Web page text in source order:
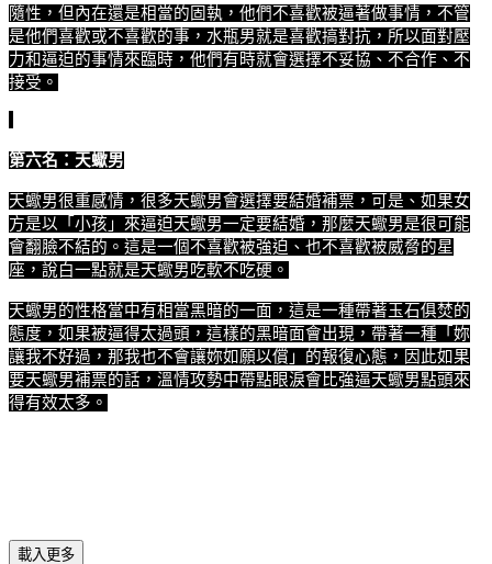
隨性，但內在還是相當的固執，他們不喜歡被逼著做事情，不管
是他們喜歡或不喜歡的事，水瓶男就是喜歡搞對抗，所以面對壓
力和逼迫的事情來臨時，他們有時就會選擇不妥協、不合作、不
接受。
第六名：天蠍男
天蠍男很重感情，很多天蠍男會選擇要結婚補票，可是、如果女
方是以「小孩」來逼迫天蠍男一定要結婚，那麼天蠍男是很可能
會翻臉不結的。這是一個不喜歡被強迫、也不喜歡被威脅的星
座，說白一點就是天蠍男吃軟不吃硬。
天蠍男的性格當中有相當黑暗的一面，這是一種帶著玉石俱焚的
態度，如果被逼得太過頭，這樣的黑暗面會出現，帶著一種「妳
讓我不好過，那我也不會讓妳如願以償」的報復心態，因此如果
要天蠍男補票的話，溫情攻勢中帶點眼淚會比強逼天蠍男點頭來
得有效太多。
載入更多